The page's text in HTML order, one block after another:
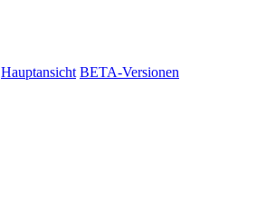
Hauptansicht BETA-Versionen